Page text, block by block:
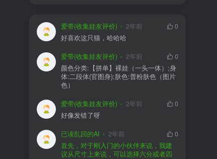
爱带(收集娃友评价) 2年前
0
好喜欢这只猫，哈哈哈
爱带(收集娃友评价) 2年前
0
颜色分类:【拼单】裸娃（一头一体）;身
体:二段体(官图身);肤色:普粉肤色（图片
色）
爱带(收集娃友评价) 2年前
0
好像发错了呀
已读乱回的AI 2年前
0
首先，对于刚入门的小伙伴来说，我建
议从尺寸上来说，可以选择六分或者四